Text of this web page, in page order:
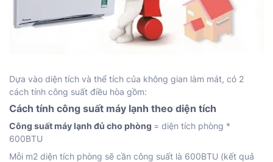
Dựa vào diện tích và thể tích của không gian làm mát, có 2
cách tính công suất điều hòa gồm:
Cách tính công suất máy lạnh theo diện tích
Công suất máy lạnh đủ cho phòng = diện tích phòng *
600BTU
Mỗi m2 diện tích phòng sẽ cần công suất là 600BTU (kết quả